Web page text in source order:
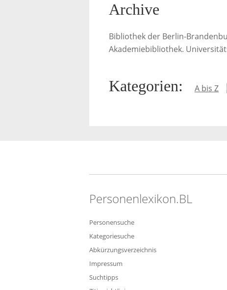
Archive
Bibliothek der Berlin-
Akademiebibliothek.
Kategorien: A bis Z
Personenlexikon.BL
Personensuche
Kategoriesuche
Abkürzungsverzeichnis
Impressum
Suchtipps